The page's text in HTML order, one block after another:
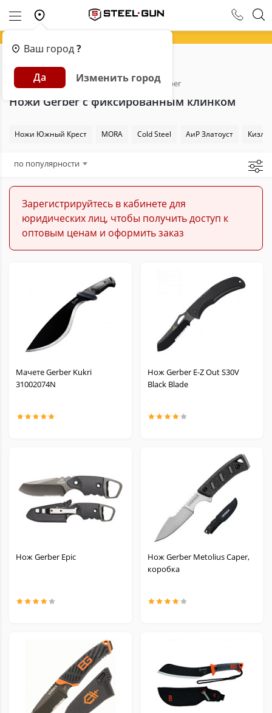
Ваш город?
Да Изменить город
Главная Каталог
Ножи с фиксированным клинком
Gerber
Ножи Gerber с фиксированным клинком
Ножи Южный Крест MORA Cold Steel АиР Златоуст
по популярности
Зарегистрируйтесь в кабинете для
юридических лиц, чтобы получить доступ к
оптовым ценам и оформить заказ
Мачете Gerber Kukri
31002074N
Нож Gerber E-Z Out S30V
Black Blade
Нож Gerber Epic
Нож Gerber Metolius Caper,
коробка